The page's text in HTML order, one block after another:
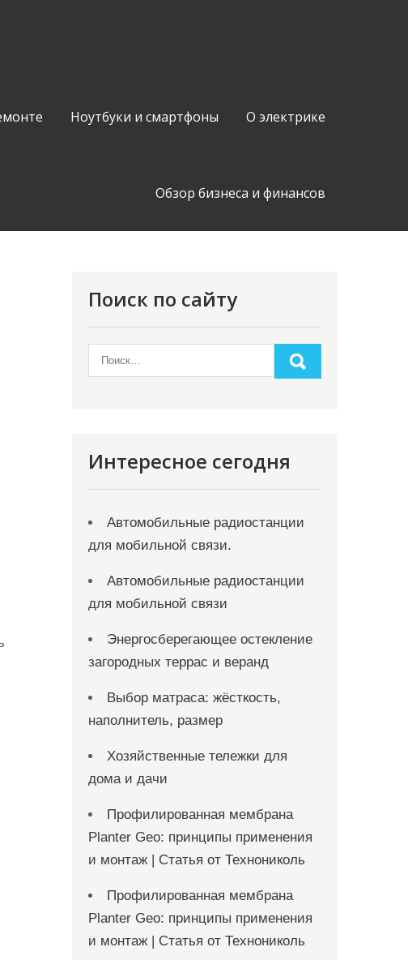
Ноутбуки и смартфоны О электрике
Обзор бизнеса и финансов
Поиск по сайту
Интересное сегодня
Автомобильные радиостанции
для мобильной связи.
Автомобильные радиостанции
для мобильной связи
Энергосберегающее остекление
загородных террас и веранд
Выбор матраса: жёсткость,
наполнитель, размер
Хозяйственные тележки для
дома и дачи
Профилированная мембрана
Planter Geo: принципы применения
и монтаж | Статья от Технониколь
Профилированная мембрана
Planter Geo: принципы применения
и монтаж | Статья от Технониколь